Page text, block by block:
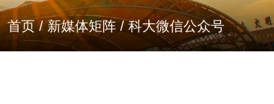
首页/新媒体矩阵/科大微信公众号